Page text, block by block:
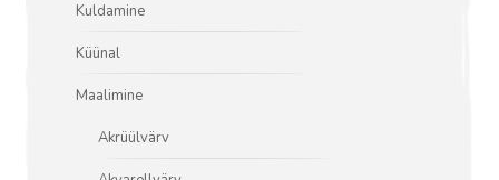
Kuldamine
Küünal
Maalimine
Akrüülvärv